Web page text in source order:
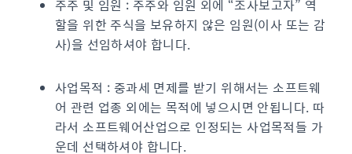
주주 및 임원 : 주주와 임원 외에 “조사보고자” 역
할을 위한 주식을 보유하지 않은 임원(이사 또는 감
사)을 선임하셔야 합니다.
사업목적 : 중과세 면제를 받기 위해서는 소프트웨
어 관련 업종 외에는 목적에 넣으시면 안됩니다. 따
라서 소프트웨어산업으로 인정되는 사업목적들 가
운데 선택하셔야 합니다.